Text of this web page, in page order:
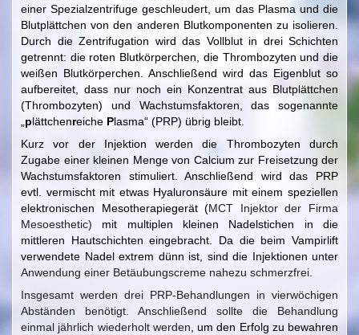
einer Spezialzentrifuge geschleudert, um das Plasma und die
Blutplättchen von den anderen Blutkomponenten zu isolieren.
Durch die Zentrifugation wird das Vollblut in drei Schichten
getrennt: die roten Blutkörperchen, die Thrombozyten und die
weißen Blutkörperchen. Anschließend wird das Eigenblut so
aufbereitet, dass nur noch ein Konzentrat aus Blutplättchen
(Thrombozyten) und Wachstumsfaktoren, das sogenannte
plättchenreiche Plasma“ (PRP) übrig bleibt.
Kurz vor der Injektion werden die Thrombozyten durch
Zugabe einer kleinen Menge von Calcium zur Freisetzung der
Wachstumsfaktoren stimuliert. Anschließend wird das PRP
evtl. vermischt mit etwas Hyaluronsäure mit einem speziellen
elektronischen Mesotherapiegerät (MCT Injektor der Firma
Mesoesthetic) mit multiplen kleinen Nadelstichen in die
mittleren Hautschichten eingebracht. Da die beim Vampirlift
verwendete Nadel extrem dünn ist, sind die Injektionen unter
Anwendung einer Betäubungscreme nahezu schmerzfrei.
Insgesamt werden drei PRP-Behandlungen in vierwöchigen
Abständen benötigt. Anschließend sollte die Behandlung
einmal jährlich wiederholt werden , um den Erfolg zu bewahren